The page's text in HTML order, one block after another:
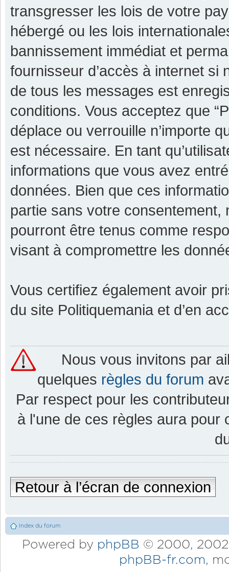
transgresser les lois de votre
hébergé ou les lois
bannissement immédiat et
fournisseur d’accès à internet si
de tous les messages est
conditions. Vous acceptez que
déplace ou verrouille n’importe
est nécessaire. En tant
informations que vous avez
données. Bien que ces
partie sans votre consentement,
pourront être tenus comme
visant à compromettre les
Vous certifiez également avoir
du site Politiquemania et d’en
Nous vous invitons par
quelques règles du forum
Par respect pour les
à l'une de ces règles aura pour
Retour à l’écran de connexion
Index du forum
Powered by phpBB © 2000,
phpBB-fr.com,